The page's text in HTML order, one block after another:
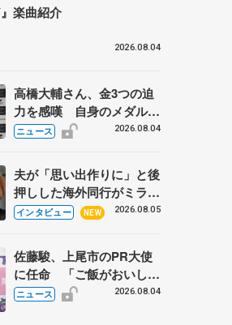
楽曲紹介
2026.08.04
高橋大輔さん、金3つの迫
力を感嘆 自身のメダルは
「どちらに？」 〝リス兄
野村忠宏さんと対談
ニュース 2026.08.04
夫が「思い出作りに」と後
押しした海外同行がミラノ
まで… 繁華街のリンクで
に 小林芳子さんが振り返
るスケート人生
インタビュー NEW 2026.08.05
佐藤駿、上尾市のPR大使
に任命 「ご飯がおいし
く、住みやすいのが魅力」
ニュース 2026.08.04